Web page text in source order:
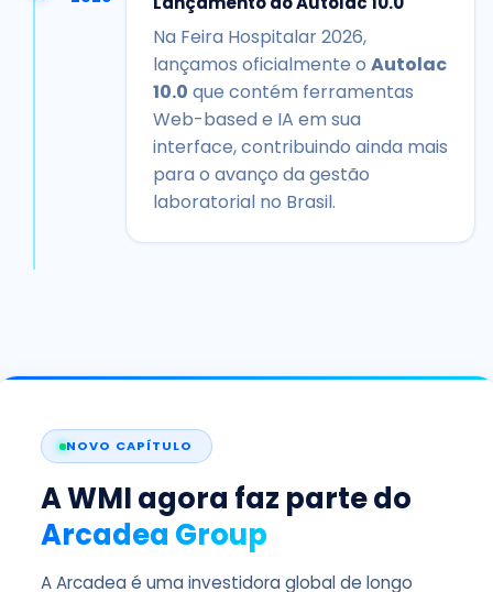
Na Feira Hospitalar 2026,
lançamos oficialmente o Autolac
10.0 que contém ferramentas
Web-based e IA em sua
interface, contribuindo ainda mais
para o avanço da gestão
laboratorial no Brasil.
NOVO CAPÍTULO
A WMI agora faz parte do
Arcadea Group
A Arcadea é uma investidora global de longo